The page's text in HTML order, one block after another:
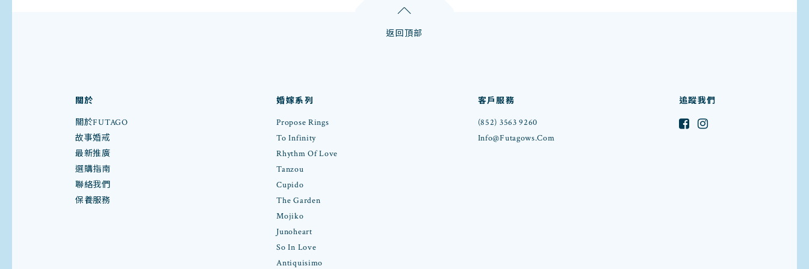
返回頂部
關於 婚嫁系列 客戶服務
追蹤我們
關於FUTAGO
故事婚戒
最新推廣
選購指南
聯絡我們
保養服務
Propose Rings
To Infinity
Rhythm Of Love
Tanzou
Cupido
The Garden
Mojiko
Junoheart
So In Love
Antiquisimo
(852) 3563 9260
Info@futagows.com